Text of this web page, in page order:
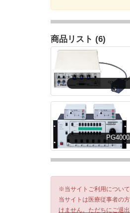
商品リスト (6)
※当サイトご利用につい
当サイトは医療従事者の
けません。ただちにご退